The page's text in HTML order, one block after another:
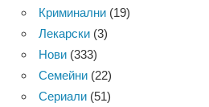
Криминални (19)
Лекарски (3)
Нови (333)
Семейни (22)
Сериали (51)